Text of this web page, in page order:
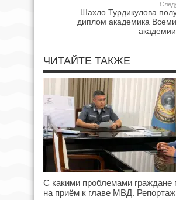
Шахло Турдикулова
диплом академика
ЧИТАЙТЕ ТАКЖЕ
С какими проблемами граждане
на приём к главе МВД.